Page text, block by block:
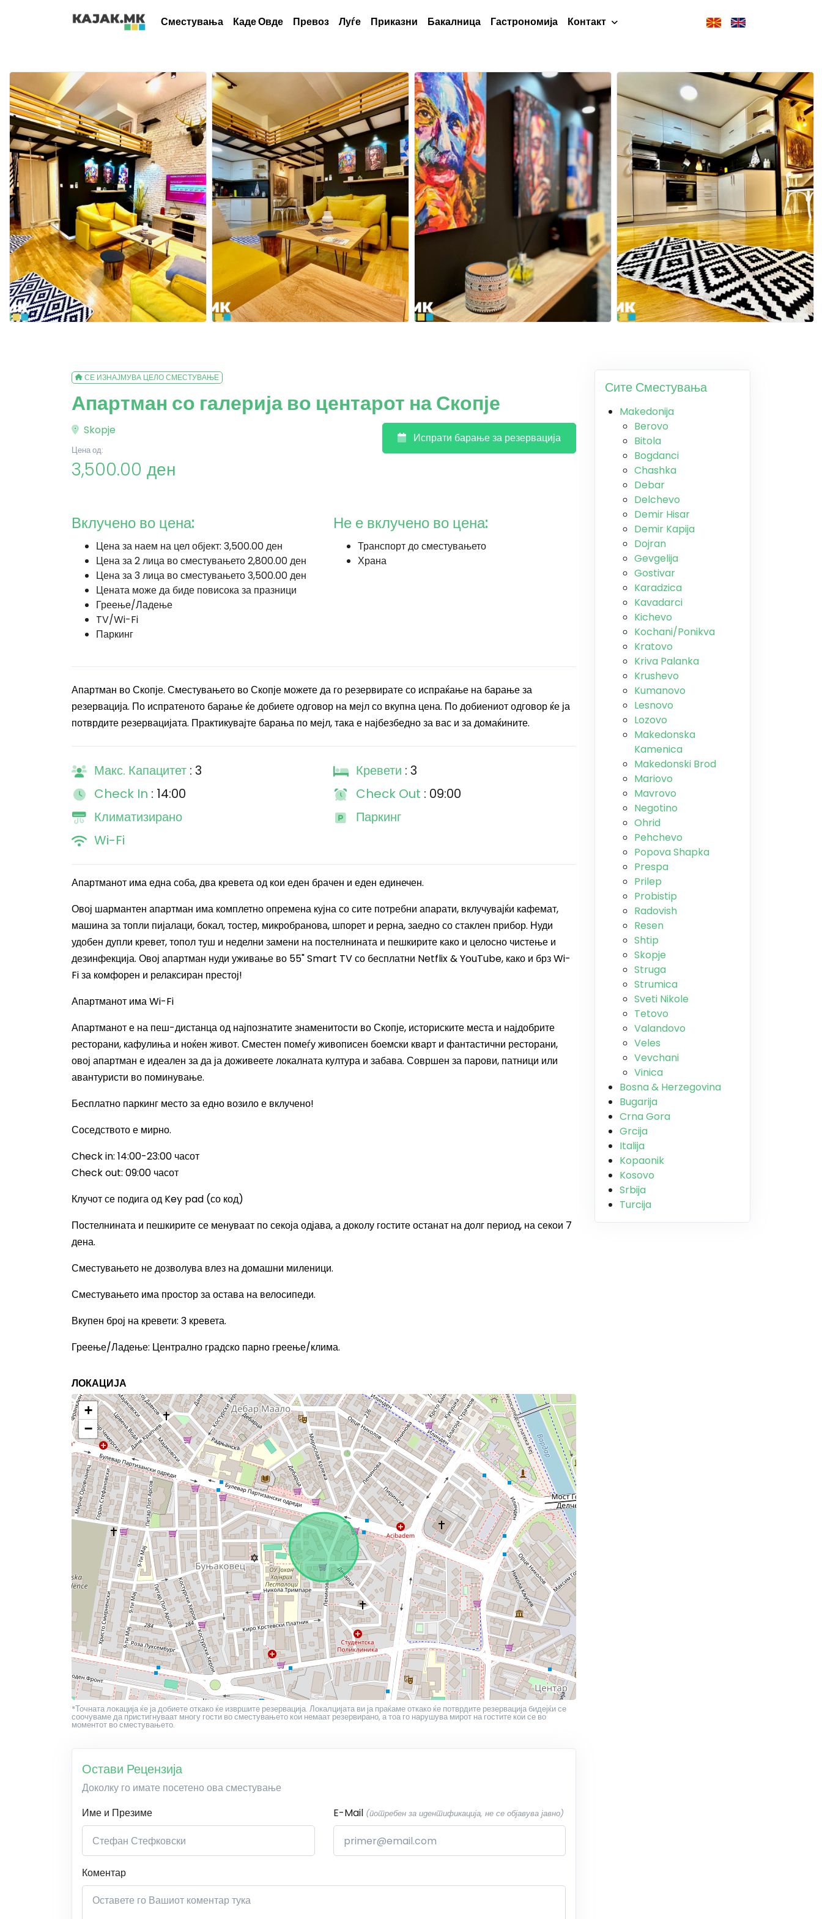
Сместувања Каде Овде Превоз Луѓе Приказни Бакалница Гастрономија Контакт
СЕ ИЗНАЈМУВА ЦЕЛО СМЕСТУВАЊЕ
Апартман со галерија во центарот на Скопје
Skopje
Цена од:
3,500.00 ден
Испрати барање за резервација
Вклучено во цена:
Цена за наем на цел објект: 3,500.00 ден
Цена за 2 лица во сместувањето 2,800.00 ден
Цена за 3 лица во сместувањето 3,500.00 ден
Цената може да биде повисока за празници
Греење/Ладење
TV/Wi-Fi
Паркинг
Не е вклучено во цена:
Транспорт до сместувањето
Храна
Апартман во Скопје. Сместувањето во Скопје можете да го резервирате со испраќање на барање за
резервација. По испратеното барање ќе добиете одговор на мејл со вкупна цена. По добиениот одговор ќе ја
потврдите резервацијата. Практикувајте барања по мејл, така е најбезбедно за вас и за домаќините.
Макс. Капацитет : 3 Кревети : 3
Check In : 14:00 Check Out : 09:00
Климатизирано
Паркинг
Wi-Fi
Апартманот има една соба, два кревета од кои еден брачен и еден единечен.
Овој шармантен апартман има комплетно опремена кујна со сите потребни апарати, вклучувајќи кафемат,
машина за топли пијалаци, бокал, тостер, микробранова, шпорет и рерна, заедно со стаклен прибор. Нуди
удобен дупли кревет, топол туш и неделни замени на постелнината и пешкирите како и целосно чистење и
дезинфекција. Овој апартман нуди уживање во 55" Smart TV со бесплатни Netflix & YouTube, како и брз Wi-
Fi за комфорен и релаксиран престој!
Апартманот имаWi-Fi
Апартманот е на пеш-дистанца од најпознатите знаменитости во Скопје, историските места и најдобрите
ресторани, кафулиња и ноќен живот. Сместен помеѓу живописен боемски кварт и фантастични ресторани,
овој апартман е идеален за да ја доживеете локалната култура и забава. Совршен за парови, патници или
авантуристи во поминување.
Бесплатно паркинг место за едно возило е вклучено!
Соседството е мирно.
Check in: 14:00-23:00 часот
Check out: 09:00 часот
Клучот се подига од Key pad (со код)
Постелнината и пешкирите се менуваат по секоја одјава, а доколу гостите останат на долг период, на секои 7
дена.
Сместувањето не дозволува влез на домашни миленици.
Сместувањето има простор за остава на велосипеди.
Вкупен број на кревети: 3 кревета.
Греење/Ладење: Централно градско парно греење/клима.
ЛОКАЦИЈА
+
−
*Точната локација ќе ја добиете откако ќе извршите резервација. Локалцијата ви ја праќаме откако ќе потврдите резервација бидејќи се
соочуваме да пристигнуваат многу гости во сместувањето кои немаат резервирано, а тоа го нарушува мирот на гостите кои се во
моментот во сместувањето.
Остави Рецензија
Доколку го имате посетено ова сместување
Име и Презиме
E-Mail (потребен за идентификација, не се објавува јавно)
Коментар
Сите Сместувања
Makedonija
Berovo
Bitola
Bogdanci
Chashka
Debar
Delchevo
Demir Hisar
Demir Kapija
Dojran
Gevgelija
Gostivar
Karadzica
Kavadarci
Kichevo
Kochani/Ponikva
Kratovo
Kriva Palanka
Krushevo
Kumanovo
Lesnovo
Lozovo
Makedonska
Kamenica
Makedonski Brod
Mariovo
Mavrovo
Negotino
Ohrid
Pehchevo
Popova Shapka
Prespa
Prilep
Probistip
Radovish
Resen
Shtip
Skopje
Struga
Strumica
Sveti Nikole
Tetovo
Valandovo
Veles
Vevchani
Vinica
Bosna & Herzegovina
Bugarija
Crna Gora
Grcija
Italija
Kopaonik
Kosovo
Srbija
Turcija